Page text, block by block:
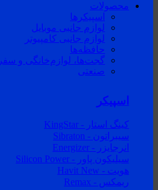
محصولات
اسپیکرها
لوازم جانبی موبایل
لوازم جانبی کامپیوتر
حافظه‌ها
گجت‌ها، لوازم‌خانگی‌ و سفر
صنعتی
اسپیکر
کینگ استار - KingStar
سیبراتون - Sibraton
انرجایزر - Energizer
سیلیکون پاور - Silicon Power
هویت - Havit
ریمکس - Remax